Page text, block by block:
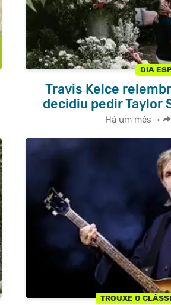
DIA
Travis Kelce
decidiu pedir Taylor
Há um mês •
TROUXE O